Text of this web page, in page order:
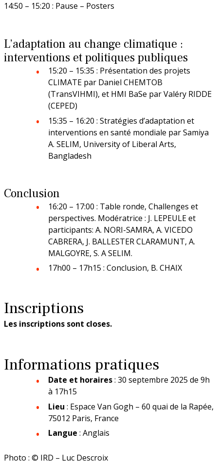
En brefLa DR Paris-IDF Centre Nord en
bref
La prévention dans ma DR
Paris-IDF Sud
Siège
En bref La DR Siège en bref
14:50 – 15:20 : Pause – Posters
L’adaptation au change climatique :
interventions et politiques publiques
15:20 – 15:35 : Présentation des projets
CLIMATE par Daniel CHEMTOB
(TransVIHMI), et HMI BaSe par Valéry RIDDE
(CEPED)
15:35 – 16:20 : Stratégies d’adaptation et
interventions en santé mondiale par Samiya
A. SELIM, University of Liberal Arts,
Bangladesh
Conclusion
16:20 – 17:00 : Table ronde, Challenges et
perspectives. Modératrice : J. LEPEULE et
participants: A. NORI-SAMRA, A. VICEDO
CABRERA, J. BALLESTER CLARAMUNT, A.
MALGOYRE, S. A SELIM.
17h00 – 17h15 : Conclusion, B. CHAIX
Inscriptions
Les inscriptions sont closes.
Informations pratiques
Date et horaires: 30 septembre 2025 de 9h
à 17h15
Lieu : Espace Van Gogh – 60 quai de la Rapée,
75012 Paris, France
Langue : Anglais
Photo : © IRD – Luc Descroix